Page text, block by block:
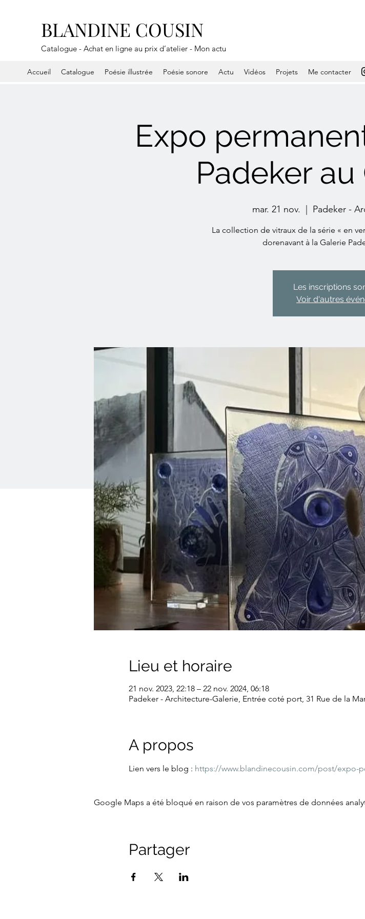
BLANDINE COUSIN
Catalogue - Achat en ligne au prix d’atelier - Mon actu
Accueil Catalogue Poésie illustrée Poésie sonore Actu Vidéos Projets Me contacter
Expo
Padeker
mar. 21 nov.
  |
Padeker -
La collection de vitraux de la série « en
dorenavant à la Galerie
Les inscriptions
Voir d'autres
Lieu et horaire
21 nov. 2023, 22:18 – 22 nov. 2024, 06:18
Padeker - Architecture-Galerie, Entrée coté port, 31 Rue de la
A propos
Lien vers le blog : https://www.blandinecousin.com/post/expo-
Google Maps a été bloqué en raison de vos paramètres de données
Partager